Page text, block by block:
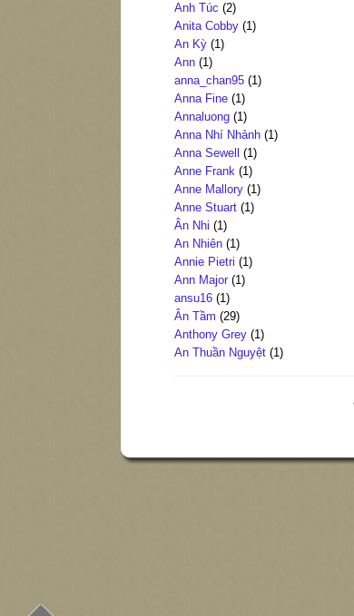
Anh Túc (2)
Anita Cobby (1)
An Kỳ (1)
Ann (1)
anna_chan95 (1)
Anna Fine (1)
Annaluong (1)
Anna Nhí Nhảnh (1)
Anna Sewell
(1)
Anne Frank (1)
Anne Mallory (1)
Anne Stuart (1)
Ân Nhi (1)
An Nhiên (1)
Annie Pietri (1)
Ann Major (1)
ansu16 (1)
Ân Tầm (29)
Anthony Grey (1)
An Thuần Nguyệt (1)